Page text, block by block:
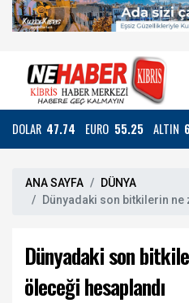
DOLAR 47.74 EURO 55.25 ALTIN
ANA SAYFA
DÜNYA
Dünyadaki son bitkilerin ne
Dünyadaki son
öleceği hesaplandı